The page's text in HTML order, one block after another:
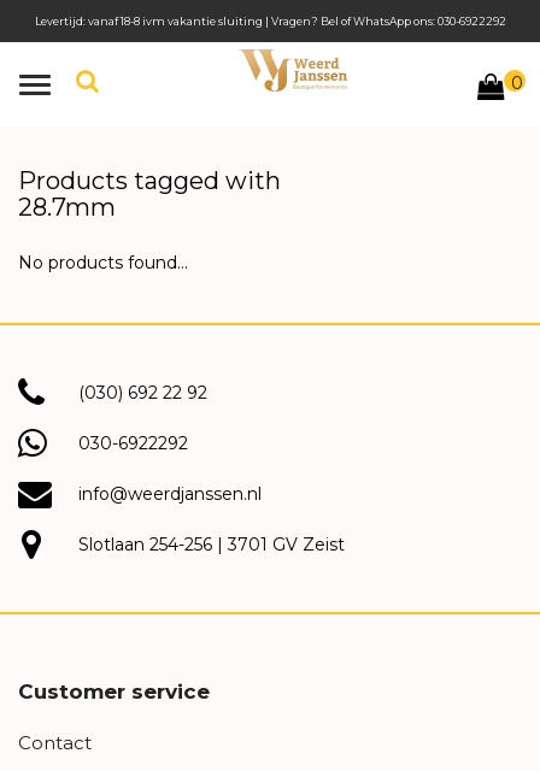
Toggle
0
Levertijd: vanaf 18-8 ivm vakantie sluiting | Vragen? Bel of WhatsApp ons: 030-6922292
Products tagged with
28.7mm
No products found...
(030) 692 22 92
030-6922292
info@weerdjanssen.nl
Slotlaan 254-256 | 3701 GV Zeist
Customer service
Contact